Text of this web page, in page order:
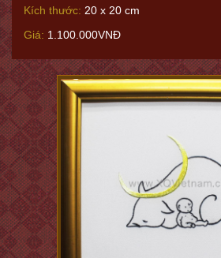
Kích thước: 20 x 20 cm
Giá: 1.100.000VNĐ